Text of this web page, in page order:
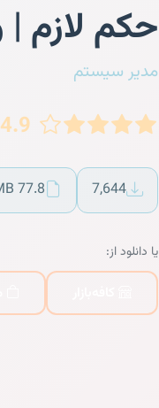
حکم لازم |
مدیر سیستم
4.9
7,644
77.8 MB
یا دانلود از: